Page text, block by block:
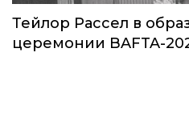
Тейлор Рассел в
церемонии BAFTA-